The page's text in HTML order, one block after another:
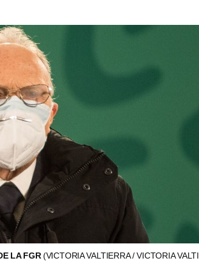
LA FGR(VICTORIA VALTIERRA / VICTORIA VALTI